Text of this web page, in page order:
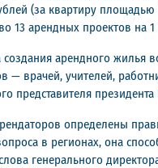
(за квартиру
13 арендных проектов на
арендного жилья
— врачей, учителей,
представителя
определены
в регионах, она
генерального